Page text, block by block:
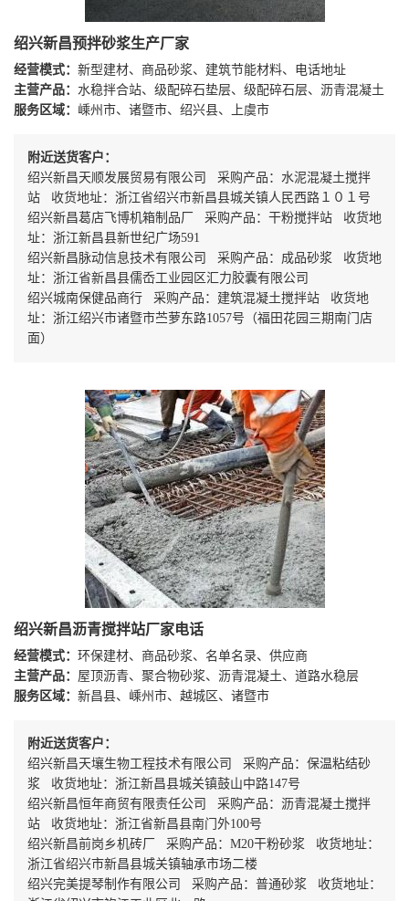
绍兴新昌预拌砂浆生产厂家
经营模式： 新型建材、商品砂浆、建筑节能材料、电话地址
主营产品： 水稳拌合站、级配碎石垫层、级配碎石层、沥青混凝土
服务区域： 嵊州市、诸暨市、绍兴县、上虞市
附近送货客户：
绍兴新昌天顺发展贸易有限公司 采购产品：水泥混凝土搅拌
站 收货地址：浙江省绍兴市新昌县城关镇人民西路１０１号
绍兴新昌葛店飞博机箱制品厂 采购产品：干粉搅拌站 收货地
址：浙江新昌县新世纪广场591
绍兴新昌脉动信息技术有限公司 采购产品：成品砂浆 收货地
址：浙江省新昌县儒岙工业园区汇力胶囊有限公司
绍兴城南保健品商行 采购产品：建筑混凝土搅拌站 收货地
址：浙江绍兴市诸暨市苎萝东路1057号（福田花园三期南门店
面）
绍兴新昌沥青搅拌站厂家电话
经营模式： 环保建材、商品砂浆、名单名录、供应商
主营产品： 屋顶沥青、聚合物砂浆、沥青混凝土、道路水稳层
服务区域： 新昌县、嵊州市、越城区、诸暨市
附近送货客户：
绍兴新昌天壤生物工程技术有限公司 采购产品：保温粘结砂
浆 收货地址：浙江新昌县城关镇鼓山中路147号
绍兴新昌恒年商贸有限责任公司 采购产品：沥青混凝土搅拌
站 收货地址：浙江省新昌县南门外100号
绍兴新昌前岗乡机砖厂 采购产品：M20干粉砂浆 收货地址：
浙江省绍兴市新昌县城关镇轴承市场二楼
绍兴完美提琴制作有限公司 采购产品：普通砂浆 收货地址：